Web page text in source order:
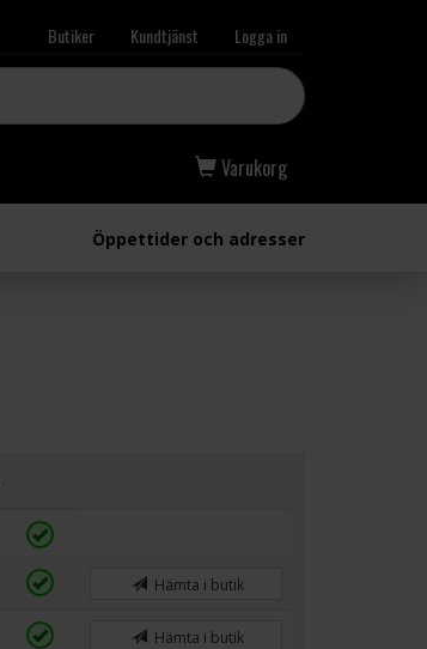
Butiker Kundtjänst Logga in
Varukorg
Öppettider och adresser
Hämta i butik
Hämta i butik